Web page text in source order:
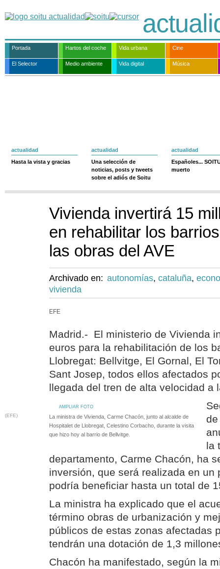
Portada Hartos del coche Vida urbana Cine
El Selector Medio ambiente Vida digital Música
actualidad
Hasta la vista y gracias
actualidad
Una selección de
noticias, posts y tweets
sobre el adiós de Soitu
actualidad
Españoles...
muerto
Vivienda invertirá 15
en rehabilitar los
las obras del AVE
Archivado en: autonomías, cataluña,
vivienda
EFE
Madrid.- El ministerio de Vivienda
euros para la rehabilitación de los
Llobregat: Bellvitge, El Gornal, El
Sant Josep, todos ellos afectados
llegada del tren de alta velocidad a
AMPLIAR FOTO
(EFE)
La ministra de Vivienda, Carme Chacón, junto al alcalde de
Hospitalet de Llobregat, Celestino Corbacho, durante la visita
que hizo hoy al barrio de Bellvitge.
la
departamento, Carme Chacón, ha
inversión, que será realizada en un
podría beneficiar hasta un total de
La ministra ha explicado que el
término obras de urbanización y
públicos de estas zonas afectadas
tendrán una dotación de 1,3
Chacón ha manifestado, según la